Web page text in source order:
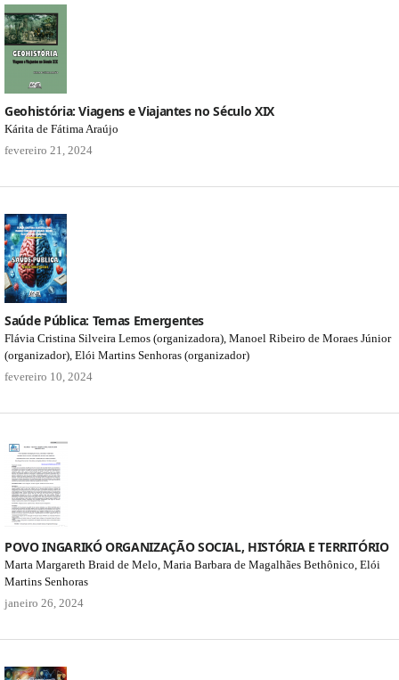
Geohistória: Viagens e Viajantes no Século XIX
Kárita de Fátima Araújo
fevereiro 21, 2024
Saúde Pública: Temas Emergentes
Flávia Cristina Silveira Lemos (organizadora), Manoel Ribeiro de Moraes Júnior
(organizador), Elói Martins Senhoras (organizador)
fevereiro 10, 2024
POVO INGARIKÓ ORGANIZAÇÃO SOCIAL, HISTÓRIA E TERRITÓRIO
Marta Margareth Braid de Melo, Maria Barbara de Magalhães Bethônico, Elói
Martins Senhoras
janeiro 26, 2024